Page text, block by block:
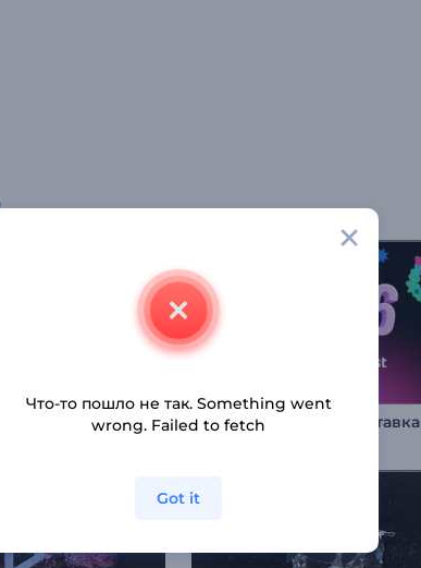
Яркая новогодняя заставка
Что-то пошло не так. Something went
wrong. Failed to fetch
Got it